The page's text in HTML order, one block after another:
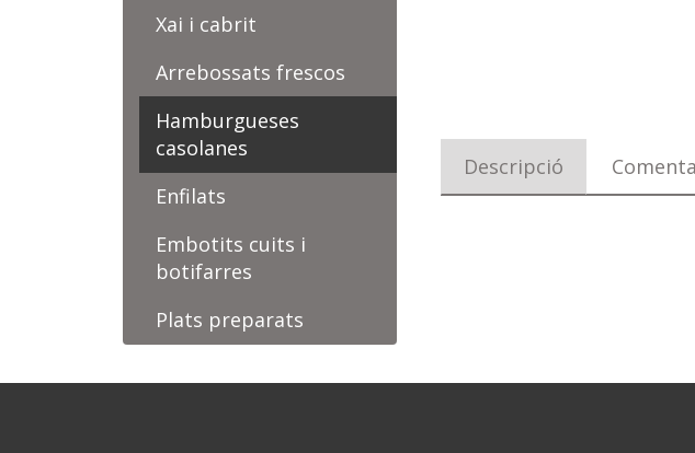
Xai i cabrit
Arrebossats frescos
Hamburgueses
casolanes
Enfilats
Embotits cuits i
botifarres
Plats preparats
Descripció